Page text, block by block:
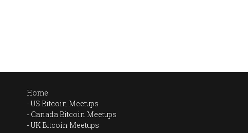
Home
US Bitcoin Meetups
Canada Bitcoin Meetups
UK Bitcoin Meetups